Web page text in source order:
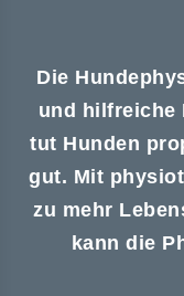
Die
und hilfreiche
tut Hunden
gut. Mit
zu mehr
kann die